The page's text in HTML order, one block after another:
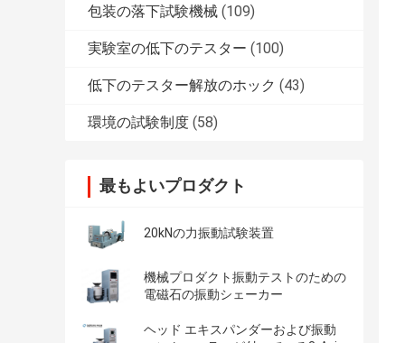
包装の落下試験機械 (109)
実験室の低下のテスター (100)
低下のテスター解放のホック (43)
環境の試験制度 (58)
最もよいプロダクト
20kNの力振動試験装置
機械プロダクト振動テストのための
電磁石の振動シェーカー
ヘッド エキスパンダーおよび振動